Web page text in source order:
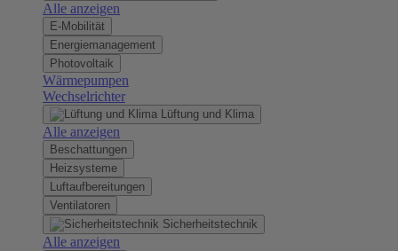
Alle anzeigen
E-Mobilität
Energiemanagement
Photovoltaik
Wärmepumpen
Wechselrichter
Lüftung und Klima
Alle anzeigen
Beschattungen
Heizsysteme
Luftaufbereitungen
Ventilatoren
Sicherheitstechnik
Alle anzeigen